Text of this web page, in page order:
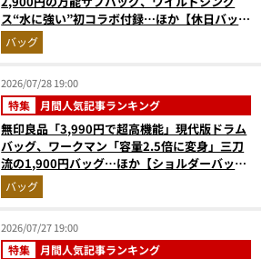
ス“水に強い”初コラボ付録…ほか【休日バッグ
の人気記事ランキングベスト3】（2026年6月
版）
バッグ
2026/07/28 19:00
特集 月間人気記事ランキング
無印良品「3,990円で超高機能」現代版ドラム
バッグ、ワークマン「容量2.5倍に変身」三刀
流の1,900円バッグ…ほか【ショルダーバッグ
の人気記事ランキングベスト3】（2026年6月
版）
バッグ
2026/07/27 19:00
特集 月間人気記事ランキング